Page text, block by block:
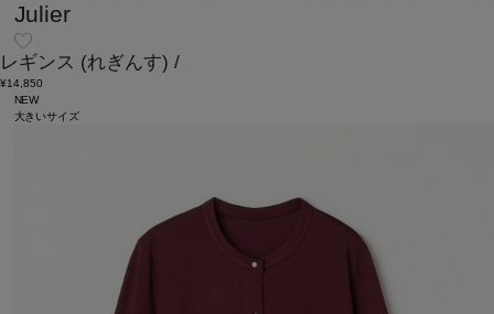
Julier
レギンス (れぎんす) /
¥14,850
NEW
大きいサイズ